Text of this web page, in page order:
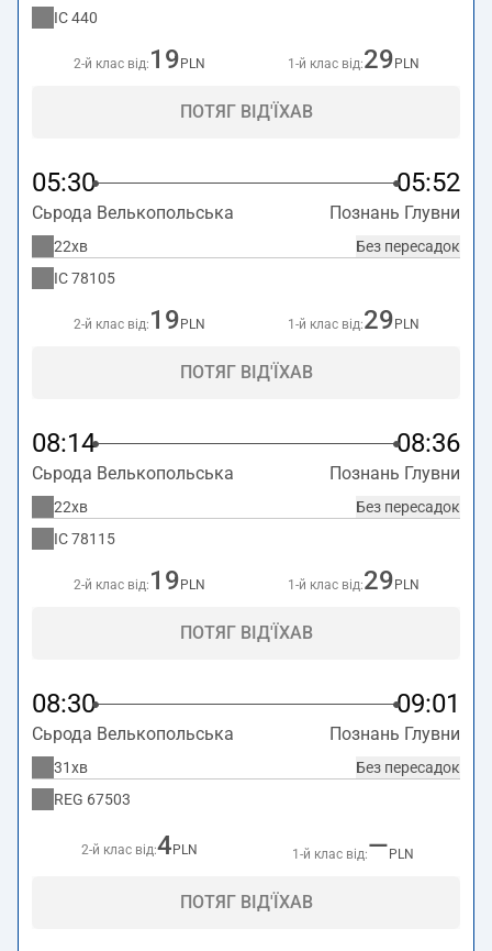
IC440
2-й клас від: 19 PLN 1-й клас від:29 PLN
ПОТЯГ ВІД'ЇХАВ
05:30 05:52
Сьрода Велькопольська Познань Глувни
Без пересадок
22хв
IC78105
2-й клас від: 19 PLN 1-й клас від:29 PLN
ПОТЯГ ВІД'ЇХАВ
08:14 08:36
Сьрода Велькопольська Познань Глувни
Без пересадок
22хв
IC78115
2-й клас від: 19 PLN 1-й клас від:29 PLN
ПОТЯГ ВІД'ЇХАВ
08:30 09:01
Сьрода Велькопольська Познань Глувни
Без пересадок
31хв
REG 67503
2-й клас від:4 PLN 1-й клас від:— PLN
ПОТЯГ ВІД'ЇХАВ